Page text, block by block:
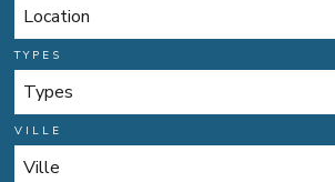
Location
TYPES
Types
VILLE
Ville